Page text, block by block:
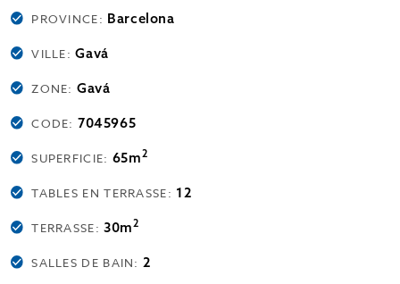
PROVINCE: Barcelona
VILLE:Gavá
ZONE:Gavá
CODE:7045965
SUPERFICIE: 65m2
TABLES EN TERRASSE: 12
TERRASSE:30m2
SALLES DE BAIN:2